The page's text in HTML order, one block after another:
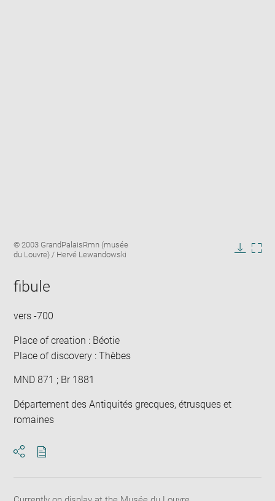
Image
caption:
© 2003 GrandPalaisRmn (musée
du Louvre) / Hervé Lewandowski
fibule
vers -700
Place of creation : Béotie
Place of discovery : Thèbes
MND 871 ; Br 1881
Département des Antiquités grecques, étrusques et
romaines